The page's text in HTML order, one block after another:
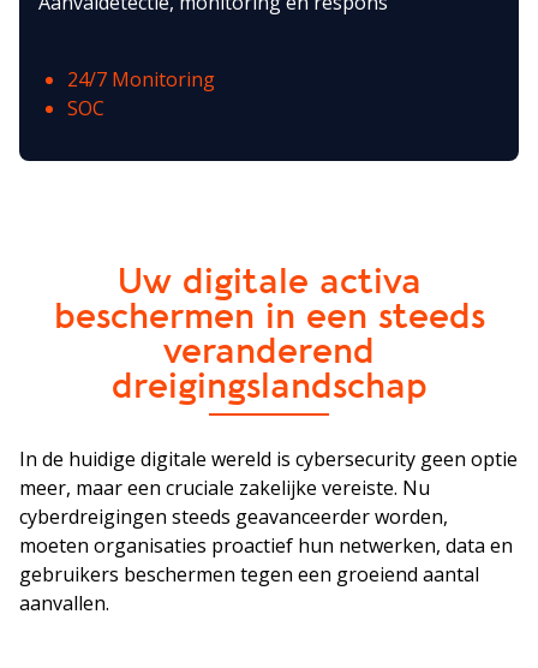
24/7 Monitoring
SOC
Uw digitale activa
beschermen in een steeds
veranderend
dreigingslandschap
In de huidige digitale wereld is cybersecurity geen optie
meer, maar een cruciale zakelijke vereiste. Nu
cyberdreigingen steeds geavanceerder worden,
moeten organisaties proactief hun netwerken, data en
gebruikers beschermen tegen een groeiend aantal
aanvallen.